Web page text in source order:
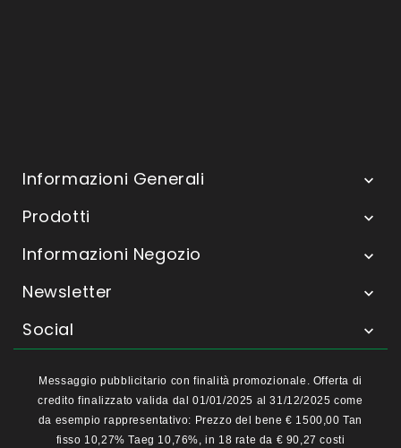
Informazioni Generali 
Prodotti 
Informazioni Negozio 
Newsletter 
Social 
Messaggio pubblicitario con finalità promozionale. Offerta di
credito finalizzato valida dal 01/01/2025 al 31/12/2025 come
da esempio rappresentativo: Prezzo del bene € 1500,00 Tan
fisso 10,27% Taeg 10,76%, in 18 rate da € 90,27 costi